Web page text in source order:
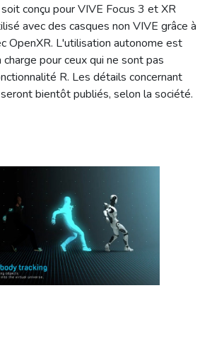
conçu pour VIVE Focus 3 et XR
avec des casques non VIVE grâce à
OpenXR. L'utilisation autonome est
pour ceux qui ne sont pas
R. Les détails concernant
bientôt publiés, selon la société.